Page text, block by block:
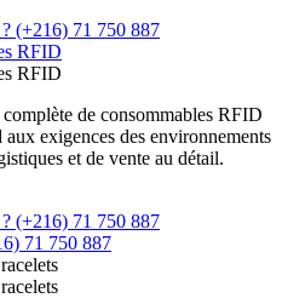
(+216) 71 750 887
RFID
RFID
de consommables RFID
aux exigences des environnements
et de vente au détail.
(+216) 71 750 887
71 750 887